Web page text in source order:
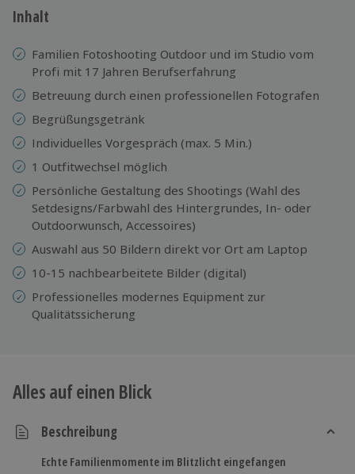
Jeder Gutschein für alle Erlebnisse einlösbar.
Inhalt
Familien Fotoshooting Outdoor und im Studio vom
Profi mit 17 Jahren Berufserfahrung
Betreuung durch einen professionellen Fotografen
Begrüßungsgetränk
Individuelles Vorgespräch (max. 5 Min.)
1 Outfitwechsel möglich
Persönliche Gestaltung des Shootings (Wahl des
Setdesigns/Farbwahl des Hintergrundes, In- oder
Outdoorwunsch, Accessoires)
Auswahl aus 50 Bildern direkt vor Ort am Laptop
10-15 nachbearbeitete Bilder (digital)
Professionelles modernes Equipment zur
Qualitätssicherung
Alles auf einen Blick
Beschreibung
Echte Familienmomente im Blitzlicht eingefangen